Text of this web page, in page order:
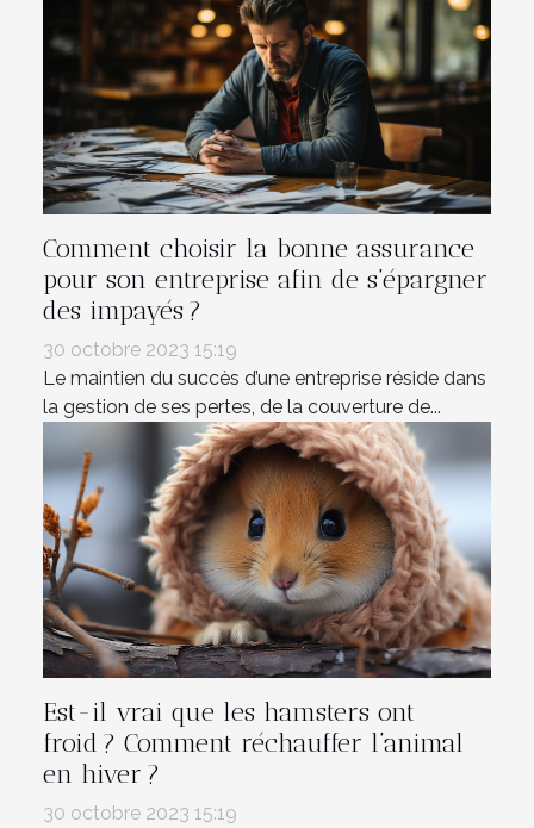
Comment choisir la bonne assurance
pour son entreprise afin de s’épargner
des impayés ?
30 octobre 2023 15:19
Le maintien du succès d’une entreprise réside dans
la gestion de ses pertes, de la couverture de...
Est-il vrai que les hamsters ont
froid ? Comment réchauffer l’animal
en hiver ?
30 octobre 2023 15:19